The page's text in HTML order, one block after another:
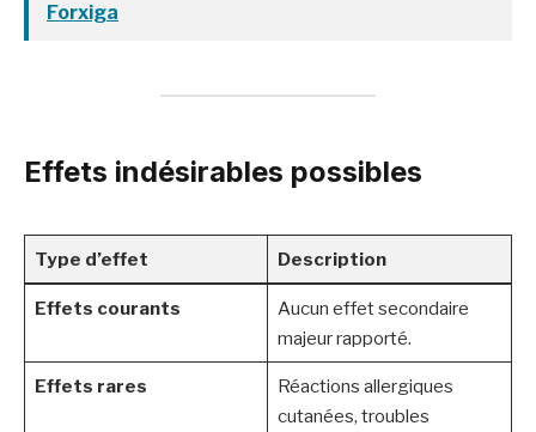
Forxiga
Effets indésirables possibles
Type d’effet Description
Effets courants
Aucun effet secondaire
majeur rapporté.
Effets rares
Réactions allergiques
cutanées, troubles